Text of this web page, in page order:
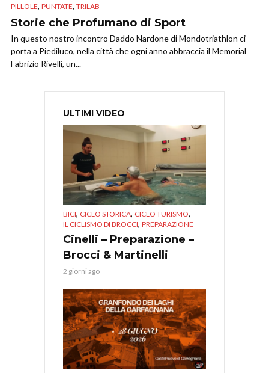
PILLOLE, PUNTATE, TRILAB
Storie che Profumano di Sport
In questo nostro incontro Daddo Nardone di Mondotriathlon ci
porta a Piediluco, nella città che ogni anno abbraccia il Memorial
Fabrizio Rivelli, un...
ULTIMI VIDEO
BICI, CICLO STORICA, CICLO TURISMO,
IL CICLISMO DI BROCCI, PREPARAZIONE
Cinelli – Preparazione –
Brocci & Martinelli
2 giorni ago